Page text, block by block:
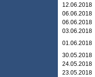
12.06.2018
06.06.2018
06.06.2018
03.06.2018
01.06.2018
30.05.2018
24.05.2018
23.05.2018